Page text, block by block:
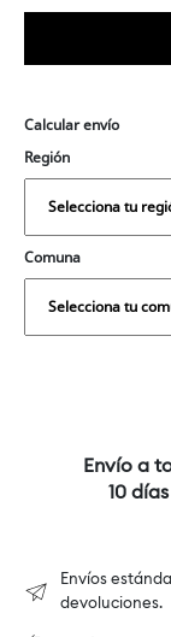
Calcular envío
Región
Comuna
Envío a
10
Envíos
devoluciones.